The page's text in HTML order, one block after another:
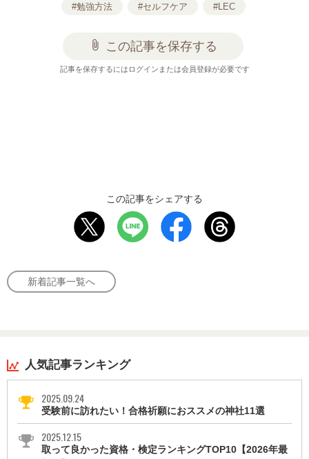
#勉強方法 #セルフケア #LEC
attach_file この記事を保存する
記事を保存するにはログインまたは会員登録が必要です
この記事をシェアする
新着記事一覧へ
人気記事ランキング
2025.09.24
受験前に訪れたい！合格祈願におススメの神社11選
2025.12.15
取って良かった資格・検定ランキングTOP10【2026年最